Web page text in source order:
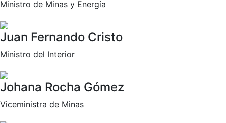
Ministro de Minas y Energía
Juan Fernando Cristo
Ministro del Interior
Johana Rocha Gómez
Viceministra de Minas